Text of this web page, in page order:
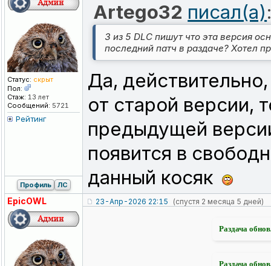
Статус: скрыт
Пол:
Стаж: 13 лет
Сообщений: 5721
Рейтинг
Artego32 писал(а)
3 из 5 DLC пишут что эта версия
последний патч в раздаче? Хотел
Да,
от старой версии,
предыдущей
появится в
данный косяк
Профиль ЛС
EpicOWL 23-Апр-2026 22:15 (спустя 2 месяца 5 дней)
Раздача
Раздача